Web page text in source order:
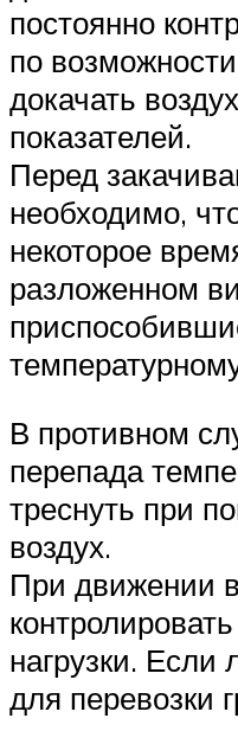
постоянно
по
докачать
показателей.
Перед
необходимо,
некоторое
разложенном
В противном
перепада
треснуть при
воздух.
При движении
нагрузки. Если
для перевозки